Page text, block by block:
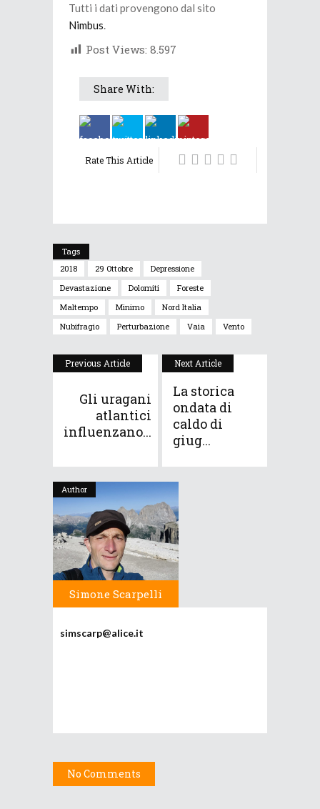
Tutti i dati provengono dal sito
Nimbus.
Post Views: 8.597
Share With:
Rate This Article
Tags
2018
29 Ottobre
Depressione
Devastazione
Dolomiti
Foreste
Maltempo
Minimo
Nord Italia
Nubifragio
Perturbazione Vaia Vento
Previous Article
Gli uragani
atlantici
influenzano...
Next Article
La storica
ondata di
caldo di
giug...
Author
Simone Scarpelli
simscarp@alice.it
No Comments